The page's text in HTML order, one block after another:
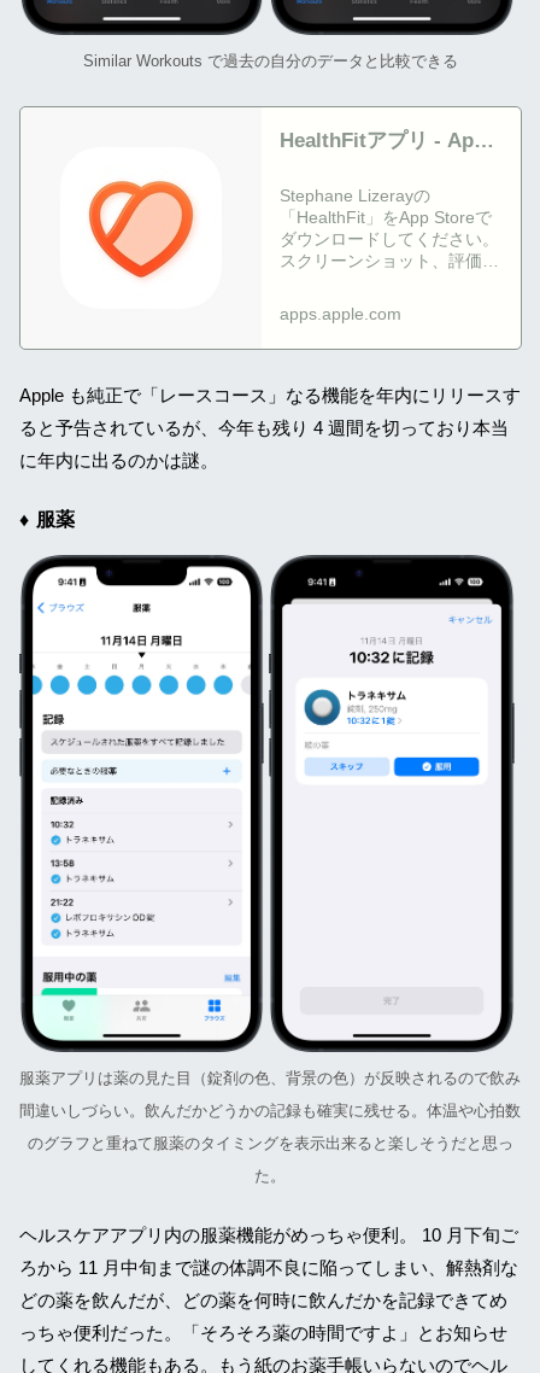
Similar Workouts で過去の自分のデータと比較できる
HealthFitアプリ - App
Stephane Lizerayの
「HealthFit」をApp Storeで
ダウンロードしてください。
スクリーンショット、評価と
「HealthFit」に似たゲームを
見ることなどができます。
apps.apple.com
Apple も純正で「レースコース」なる機能を年内にリリースす
ると予告されているが、今年も残り 4 週間を切っており本当
に年内に出るのかは謎。
服薬
服薬アプリは薬の見た目（錠剤の色、背景の色）が反映されるので飲み
間違いしづらい。飲んだかどうかの記録も確実に残せる。体温や心拍数
のグラフと重ねて服薬のタイミングを表示出来ると楽しそうだと思っ
た。
ヘルスケアアプリ内の服薬機能がめっちゃ便利。 10 月下旬ご
ろから 11 月中旬まで謎の体調不良に陥ってしまい、解熱剤な
どの薬を飲んだが、どの薬を何時に飲んだかを記録できてめ
っちゃ便利だった。「そろそろ薬の時間ですよ」とお知らせ
してくれる機能もある。もう紙のお薬手帳いらないのでヘル